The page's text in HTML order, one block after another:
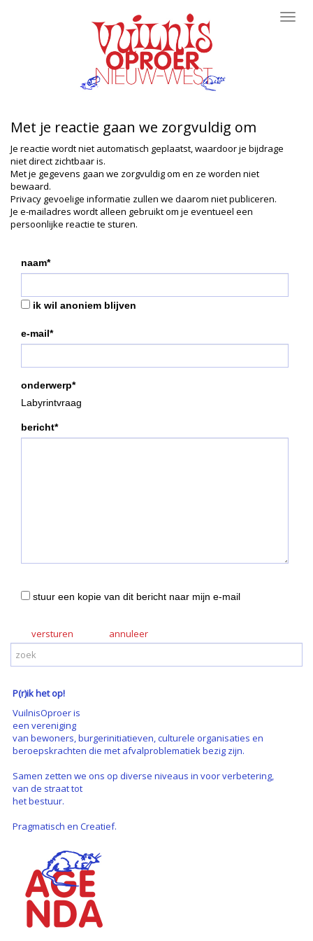
Met je reactie gaan we zorgvuldig om
Je reactie wordt niet automatisch geplaatst, waardoor je bijdrage
niet direct zichtbaar is.
Met je gegevens gaan we zorgvuldig om en ze worden niet
bewaard.
Privacy gevoelige informatie zullen we daarom niet publiceren.
Je e-mailadres wordt alleen gebruikt om je eventueel een
persoonlijke reactie te sturen.
naam*
ik wil anoniem blijven
e-mail*
onderwerp*
Labyrintvraag
bericht*
stuur een kopie van dit bericht naar mijn e-mail
versturen
P(r)ik het op!
VuilnisOproer is
een vereniging
van bewoners, burgerinitiatieven, culturele organisaties en
beroepskrachten die met afvalproblematiek bezig zijn.
Samen zetten we ons op diverse niveaus in voor verbetering,
van de straat tot
het bestuur.
Pragmatisch en Creatief.